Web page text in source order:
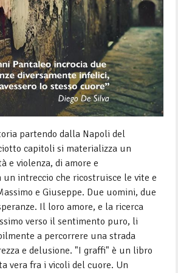
partendo dalla Napoli del
capitoli si materializza un
e violenza, di amore e
intreccio che ricostruisce le vite e
e Giuseppe. Due uomini, due
Il loro amore, e la ricerca
verso il sentimento puro, li
a percorrere una strada
e delusione. "I graffi" è un libro
vera fra i vicoli del cuore. Un